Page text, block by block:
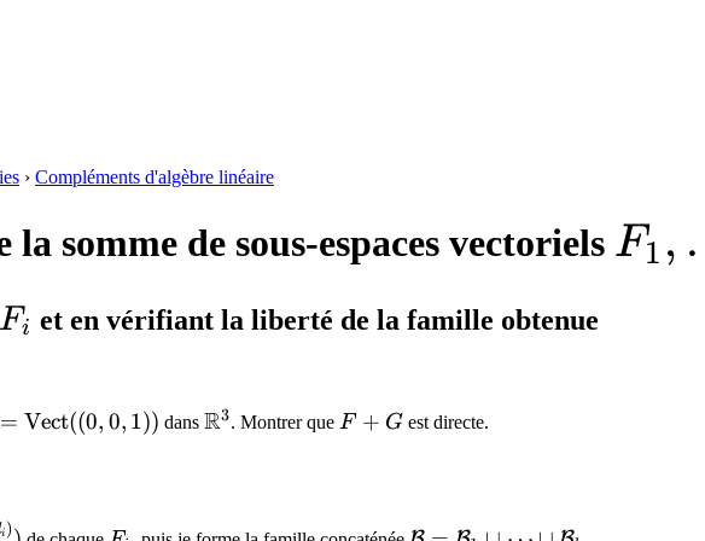
› Compléments d'algèbre linéaire
somme de sous-espaces vectoriels F1 ,
F_i
Fi et en vérifiant la liberté de la famille obtenue
= Vect((0, 0, 1)) dans \mathbb{R}^3
R3. Montrer que F
F + G est directe.
i ) F_i
\mathcal{B} =